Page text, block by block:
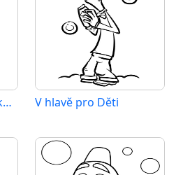
Zdarma V hlavě k Tisku pro Děti V hlavě pro Děti